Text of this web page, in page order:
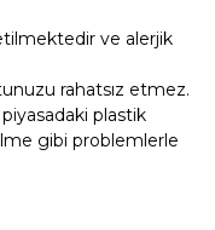
ve alerjik
rahatsız etmez.
plastik
gibi problemlerle